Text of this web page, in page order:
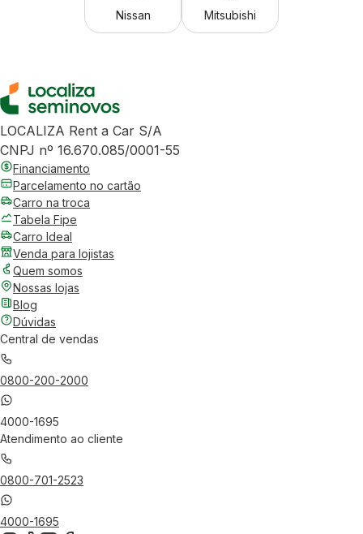
Nissan Mitsubishi
LOCALIZA Rent a Car S/A
CNPJ nº 16.670.085/0001-55
Financiamento
Parcelamento no cartão
Carro na troca
Tabela Fipe
Carro Ideal
Venda para lojistas
Quem somos
Nossas lojas
Blog
Dúvidas
Central de vendas
0800-200-2000
4000-1695
Atendimento ao cliente
0800-701-2523
4000-1695